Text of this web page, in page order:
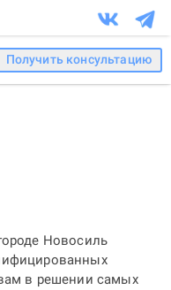
Получить консультацию
Новосиль
в решении самых